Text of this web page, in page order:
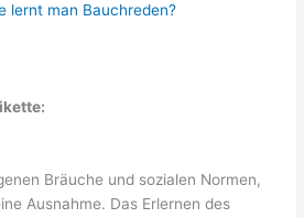
lernt man Bauchreden?
Bräuche und sozialen Normen,
Ausnahme. Das Erlernen des